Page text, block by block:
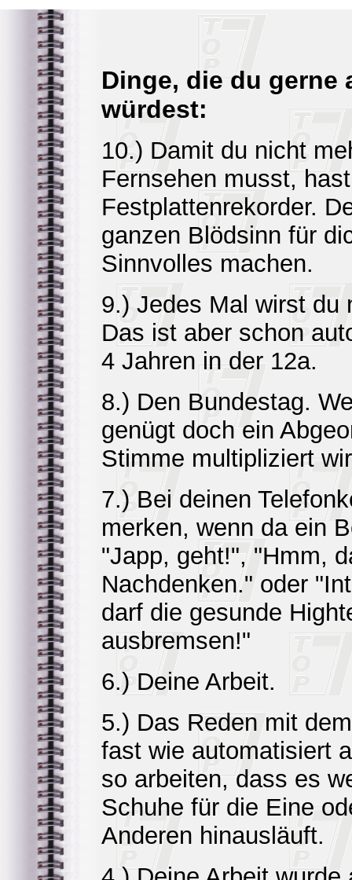
Dinge, die du gerne
würdest:
10.) Damit du nicht
Fernsehen musst,
Festplattenrekorder.
ganzen Blödsinn für
Sinnvolles machen.
9.) Jedes Mal wirst du
Das ist aber schon
4 Jahren in der 12a.
8.) Den Bundestag.
genügt doch ein
Stimme multipliziert
7.) Bei deinen
merken, wenn da ein
"Japp, geht!", "Hmm,
Nachdenken." oder
darf die gesunde
ausbremsen!"
6.) Deine Arbeit.
5.) Das Reden mit
fast wie automatisiert
so arbeiten, dass es
Schuhe für die Eine
Anderen hinausläuft.